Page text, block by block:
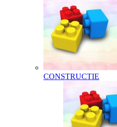
CONSTRUCTIE